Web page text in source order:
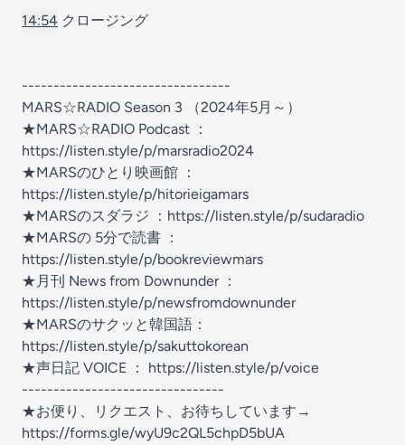
14:54 クロージング
---------------------------------
MARS☆RADIO Season 3 （2024年5月～）
★MARS☆RADIO Podcast ：
https://listen.style/p/marsradio2024
★MARSのひとり映画館 ：
https://listen.style/p/hitorieigamars
★MARSのスダラジ ：https://listen.style/p/sudaradio
★MARSの 5分で読書 ：
https://listen.style/p/bookreviewmars
★月刊 News from Downunder ：
https://listen.style/p/newsfromdownunder
★MARSのサクッと韓国語：
https://listen.style/p/sakuttokorean
★声日記 VOICE ： https://listen.style/p/voice
--------------------------------
★お便り、リクエスト、お待ちしています→
https://forms.gle/wyU9c2QL5chpD5bUA